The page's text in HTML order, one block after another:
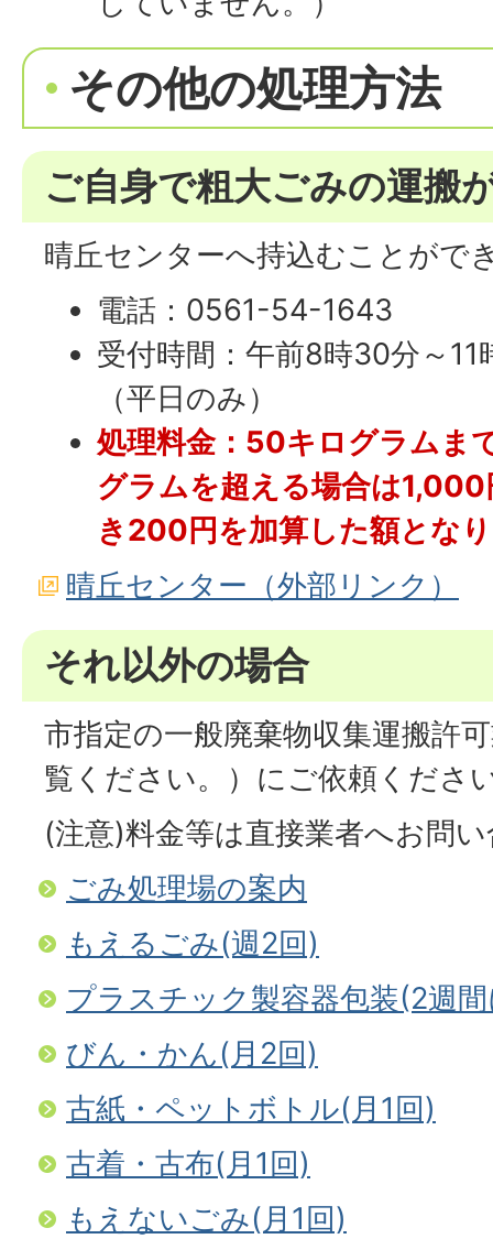
その他の処理方法
ご自身で粗大ごみの運搬
晴丘センターへ持込むことがで
電話：0561-54-1643
受付時間：午前8時30分～
（平日のみ）
処理料金：50キログラム
グラムを超える場合は
き200円を加算した額とな
晴丘センター（外部リンク）
それ以外の場合
市指定の一般廃棄物収集運搬許
覧ください。）にご依頼くださ
(注意)料金等は直接業者へお問
ごみ処理場の案内
もえるごみ(週2回)
プラスチック製容器包装(2週
びん・かん(月2回)
古紙・ペットボトル(月1回)
古着・古布(月1回)
もえないごみ(月1回)